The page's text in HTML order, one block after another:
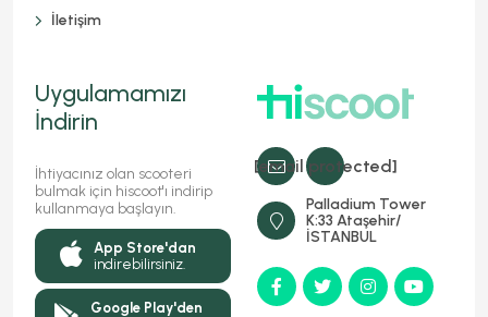
[email protected]
Palladium Tower
K:33 Ataşehir/
İSTANBUL
İletişim
Uygulamamızı
İndirin
İhtiyacınız olan scooteri
bulmak için hiscoot'ı indirip
kullanmaya başlayın.
App Store'dan
indirebilirsiniz.
Google Play'den